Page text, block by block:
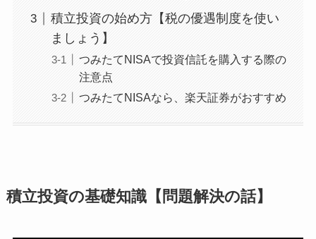
積立投資の始め方【税の優遇制度を使い
ましょう】
つみたてNISAで投資信託を購入する際の
注意点
つみたてNISAなら、楽天証券がおすすめ
積立投資の基礎知識【問題解決の話】